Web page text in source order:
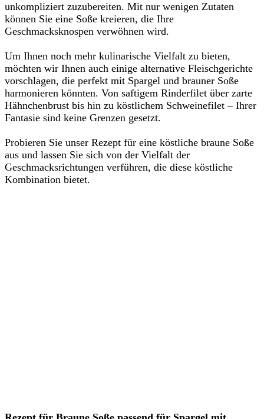
unkompliziert zuzubereiten. Mit nur wenigen Zutaten
können Sie eine Soße kreieren, die Ihre
Geschmacksknospen verwöhnen wird.
Um Ihnen noch mehr kulinarische Vielfalt zu bieten,
möchten wir Ihnen auch einige alternative Fleischgerichte
vorschlagen, die perfekt mit Spargel und brauner Soße
harmonieren könnten. Von saftigem Rinderfilet über zarte
Hähnchenbrust bis hin zu köstlichem Schweinefilet – Ihrer
Fantasie sind keine Grenzen gesetzt.
Probieren Sie unser Rezept für eine köstliche braune Soße
aus und lassen Sie sich von der Vielfalt der
Geschmacksrichtungen verführen, die diese köstliche
Kombination bietet.